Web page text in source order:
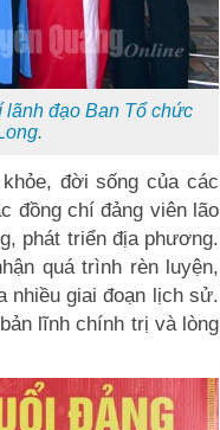
lãnh đạo Ban Tổ chức
đời sống của các
đồng chí đảng viên lão
phát triển địa phương.
quá trình rèn luyện,
nhiều giai đoạn lịch sử.
lĩnh chính trị và lòng